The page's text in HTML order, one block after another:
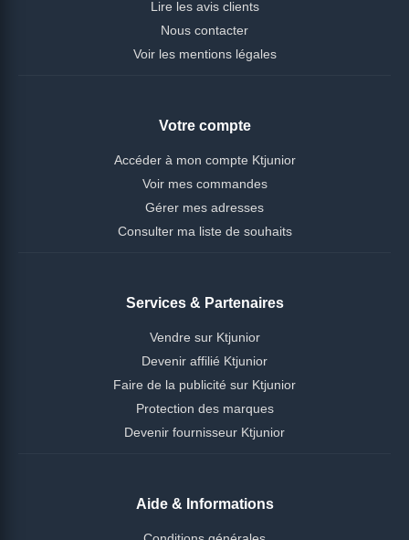
Lire les avis clients
Nous contacter
Voir les mentions légales
Votre compte
Accéder à mon compte Ktjunior
Voir mes commandes
Gérer mes adresses
Consulter ma liste de souhaits
Services & Partenaires
Vendre sur Ktjunior
Devenir affilié Ktjunior
Faire de la publicité sur Ktjunior
Protection des marques
Devenir fournisseur Ktjunior
Aide & Informations